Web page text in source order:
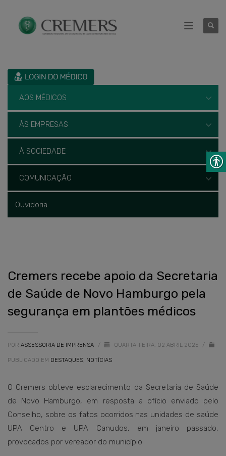
AOS MÉDICOS
ÀS EMPRESAS
À SOCIEDADE
COMUNICAÇÃO
Ouvidoria
Cremers recebe apoio da Secretaria
de Saúde de Novo Hamburgo pela
segurança em plantões médicos
POR ASSESSORIA DE IMPRENSA / QUARTA-FEIRA, 02 ABRIL 2025 /
PUBLICADO EM DESTAQUES, NOTÍCIAS
O Cremers obteve esclarecimento da Secretaria de Saúde
de Novo Hamburgo, em resposta a ofício enviado pelo
Conselho, sobre os fatos ocorridos nas unidades de saúde
UPA Centro e UPA Canudos, em janeiro passado,
provocados por vereador do município.